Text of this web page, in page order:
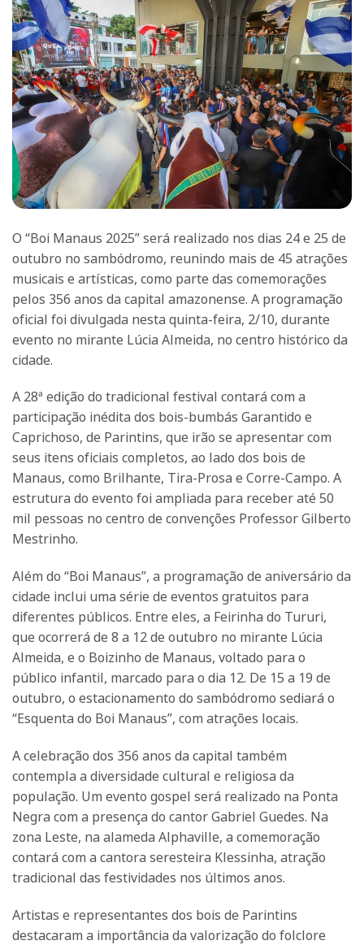
O “Boi Manaus 2025” será realizado nos dias 24 e 25 de
outubro no sambódromo, reunindo mais de 45 atrações
musicais e artísticas, como parte das comemorações
pelos 356 anos da capital amazonense. A programação
oficial foi divulgada nesta quinta-feira, 2/10, durante
evento no mirante Lúcia Almeida, no centro histórico da
cidade.
A 28ª edição do tradicional festival contará com a
participação inédita dos bois-bumbás Garantido e
Caprichoso, de Parintins, que irão se apresentar com
seus itens oficiais completos, ao lado dos bois de
Manaus, como Brilhante, Tira-Prosa e Corre-Campo. A
estrutura do evento foi ampliada para receber até 50
mil pessoas no centro de convenções Professor Gilberto
Mestrinho.
Além do “Boi Manaus”, a programação de aniversário da
cidade inclui uma série de eventos gratuitos para
diferentes públicos. Entre eles, a Feirinha do Tururi,
que ocorrerá de 8 a 12 de outubro no mirante Lúcia
Almeida, e o Boizinho de Manaus, voltado para o
público infantil, marcado para o dia 12. De 15 a 19 de
outubro, o estacionamento do sambódromo sediará o
“Esquenta do Boi Manaus”, com atrações locais.
A celebração dos 356 anos da capital também
contempla a diversidade cultural e religiosa da
população. Um evento gospel será realizado na Ponta
Negra com a presença do cantor Gabriel Guedes. Na
zona Leste, na alameda Alphaville, a comemoração
contará com a cantora seresteira Klessinha, atração
tradicional das festividades nos últimos anos.
Artistas e representantes dos bois de Parintins
destacaram a importância da valorização do folclore